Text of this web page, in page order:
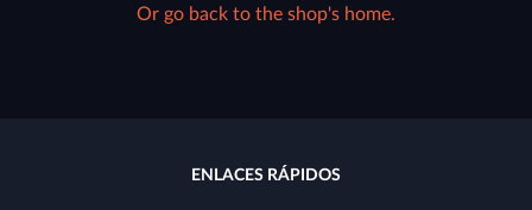
Or go back to the shop's home.
ENLACES RÁPIDOS